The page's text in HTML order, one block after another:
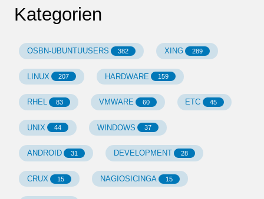
Kategorien
OSBN-UBUNTUUSERS 382 XING 289
LINUX 207 HARDWARE 159
RHEL 83 VMWARE 60 ETC 45
UNIX 44 WINDOWS 37
ANDROID 31 DEVELOPMENT 28
CRUX 15 NAGIOSICINGA 15